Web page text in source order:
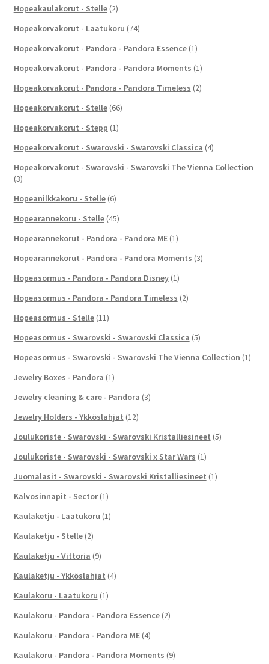
Hopeakaulakorut - Stelle (2)
Hopeakorvakorut - Laatukoru (74)
Hopeakorvakorut - Pandora - Pandora Essence (1)
Hopeakorvakorut - Pandora - Pandora Moments (1)
Hopeakorvakorut - Pandora - Pandora Timeless (2)
Hopeakorvakorut - Stelle (66)
Hopeakorvakorut - Stepp (1)
Hopeakorvakorut - Swarovski - Swarovski Classica (4)
Hopeakorvakorut - Swarovski - Swarovski The Vienna Collection
(3)
Hopeanilkkakoru - Stelle (6)
Hopearannekoru - Stelle (45)
Hopearannekorut - Pandora - Pandora ME (1)
Hopearannekorut - Pandora - Pandora Moments (3)
Hopeasormus - Pandora - Pandora Disney (1)
Hopeasormus - Pandora - Pandora Timeless (2)
Hopeasormus - Stelle (11)
Hopeasormus - Swarovski - Swarovski Classica (5)
Hopeasormus - Swarovski - Swarovski The Vienna Collection (1)
Jewelry Boxes - Pandora (1)
Jewelry cleaning & care - Pandora (3)
Jewelry Holders - Ykköslahjat (12)
Joulukoriste - Swarovski - Swarovski Kristalliesineet (5)
Joulukoriste - Swarovski - Swarovski x Star Wars (1)
Juomalasit - Swarovski - Swarovski Kristalliesineet (1)
Kalvosinnapit - Sector (1)
Kaulaketju - Laatukoru (1)
Kaulaketju - Stelle (2)
Kaulaketju - Vittoria (9)
Kaulaketju - Ykköslahjat (4)
Kaulakoru - Laatukoru (1)
Kaulakoru - Pandora - Pandora Essence (2)
Kaulakoru - Pandora - Pandora ME (4)
Kaulakoru - Pandora - Pandora Moments (9)